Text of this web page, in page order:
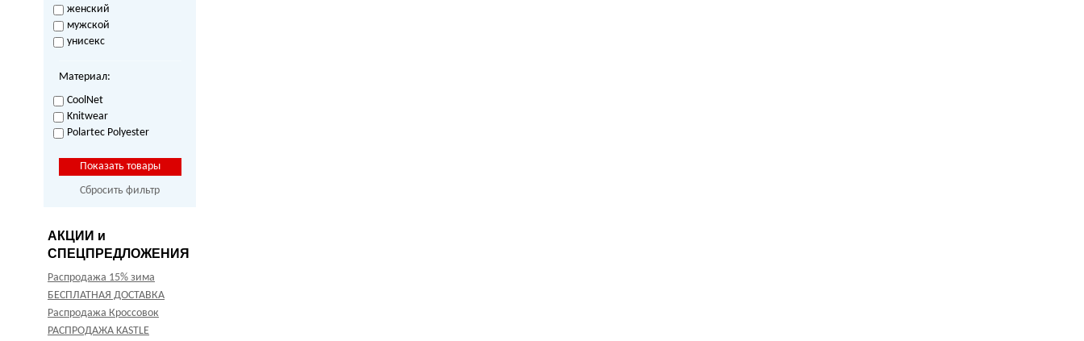
женский
мужской
унисекс
Материал:
CoolNet
Knitwear
Polartec Polyester
Сбросить фильтр
АКЦИИ и
СПЕЦПРЕДЛОЖЕНИЯ
Распродажа 15% зима
БЕСПЛАТНАЯ ДОСТАВКА
Распродажа Кроссовок
РАСПРОДАЖА KASTLE